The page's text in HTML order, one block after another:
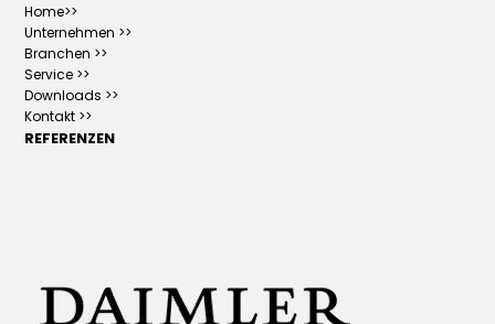
Home>>
Unternehmen >>
Branchen >>
Service >>
Downloads >>
Kontakt >>
REFERENZEN